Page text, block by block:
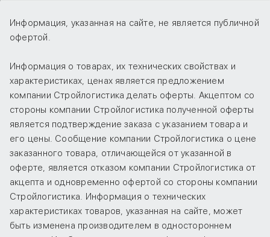
Информация, указанная на сайте, не является публичной
офертой.
Информация о товарах, их технических свойствах и
характеристиках, ценах является предложением
компании Стройлогистика делать оферты. Акцептом со
стороны компании Стройлогистика полученной оферты
является подтверждение заказа с указанием товара и
его цены. Сообщение компании Стройлогистика о цене
заказанного товара, отличающейся от указанной в
оферте, является отказом компании Стройлогистика от
акцепта и одновременно офертой со стороны компании
Стройлогистика. Информация о технических
характеристиках товаров, указанная на сайте, может
быть изменена производителем в одностороннем